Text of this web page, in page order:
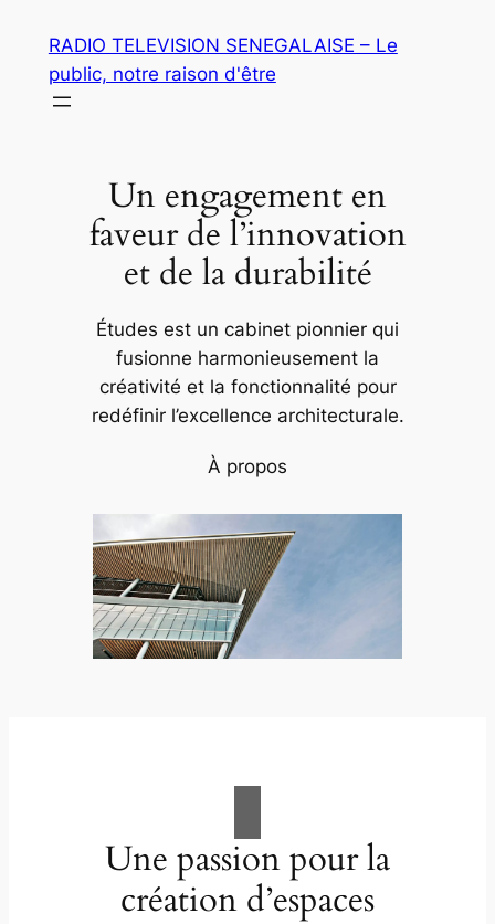
contenu
RADIO TELEVISION SENEGALAISE – Le
public, notre raison d'être
Un engagement en
faveur de l’innovation
et de la durabilité
Études est un cabinet pionnier qui
fusionne harmonieusement la
créativité et la fonctionnalité pour
redéfinir l’excellence architecturale.
À propos
Une passion pour la
création d’espaces